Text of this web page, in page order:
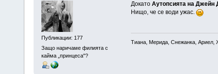
Публикации: 177
Защо наричаме филията с
кайма „принцеса"?
Докато Аутопсията на Джейн
Нищо, че се води ужас.
Тиана, Мерида, Снежанка,